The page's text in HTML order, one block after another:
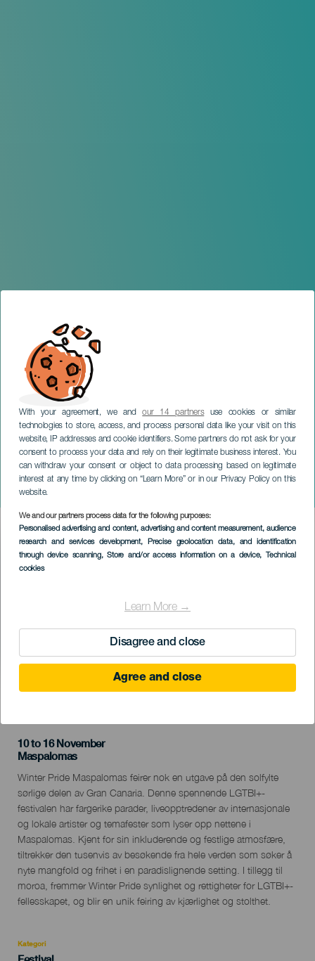
With your agreement, we andour 14 partnersuse cookies or similar
technologies to store, access, and process personal data like your visit on this
website, IP addresses and cookie identifiers. Some partners do not ask for your
consent to process your data and rely on their legitimate business interest. You
can withdraw your consent or object to data processing based on legitimate
interest at any time by clicking on “Learn More” or in our Privacy Policy on this
website.
We and our partners process data for the following purposes:
Personalised advertising and content, advertising and content measurement, audience
research and services development, Precise geolocation data, and identification
through device scanning, Store and/or access information on a device, Technical
cookies
Learn More →
Disagree and close
Agree and close
Winter Pride Maspalomas
GRAN CANARIA
Imagen
Listado
10 to 16 November
Localidad
Maspalomas
Descripción
del
evento
Winter Pride Maspalomas feirer nok en utgave på den solfylte
sørlige delen av Gran Canaria. Denne spennende LGTBI+-
festivalen har fargerike parader, liveopptredener av internasjonale
og lokale artister og temafester som lyser opp nettene i
Maspalomas. Kjent for sin inkluderende og festlige atmosfære,
tiltrekker den tusenvis av besøkende fra hele verden som søker å
nyte mangfold og frihet i en paradislignende setting. I tillegg til
moroa, fremmer Winter Pride synlighet og rettigheter for LGTBI+-
fellesskapet, og blir en unik feiring av kjærlighet og stolthet.
Kategori
Categoría